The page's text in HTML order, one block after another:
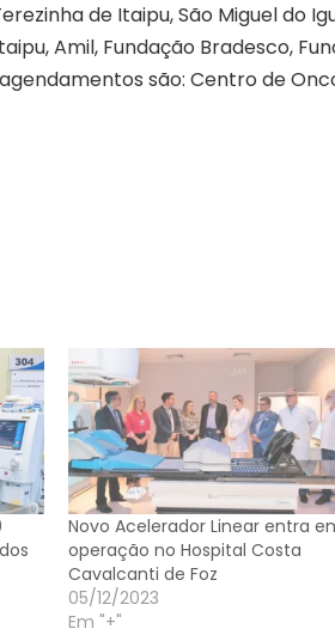
de Itaipu, São Miguel do
Amil, Fundação Bradesco,
são: Centro de
Novo Acelerador Linear entra
operação no Hospital Costa
Cavalcanti de Foz
05/12/2023
Em "+"